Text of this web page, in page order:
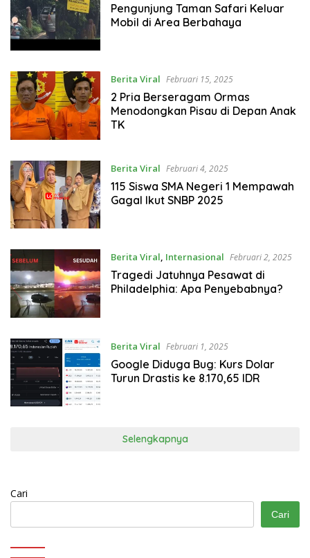
Pengunjung Taman Safari Keluar
Mobil di Area Berbahaya
Berita Viral Februari 15, 2025
2 Pria Berseragam Ormas
Menodongkan Pisau di Depan Anak
TK
Berita Viral Februari 4, 2025
115 Siswa SMA Negeri 1 Mempawah
Gagal Ikut SNBP 2025
Berita Viral, Internasional Februari 2, 2025
Tragedi Jatuhnya Pesawat di
Philadelphia: Apa Penyebabnya?
Berita Viral Februari 1, 2025
Google Diduga Bug: Kurs Dolar
Turun Drastis ke 8.170,65 IDR
Selengkapnya
Cari
Cari